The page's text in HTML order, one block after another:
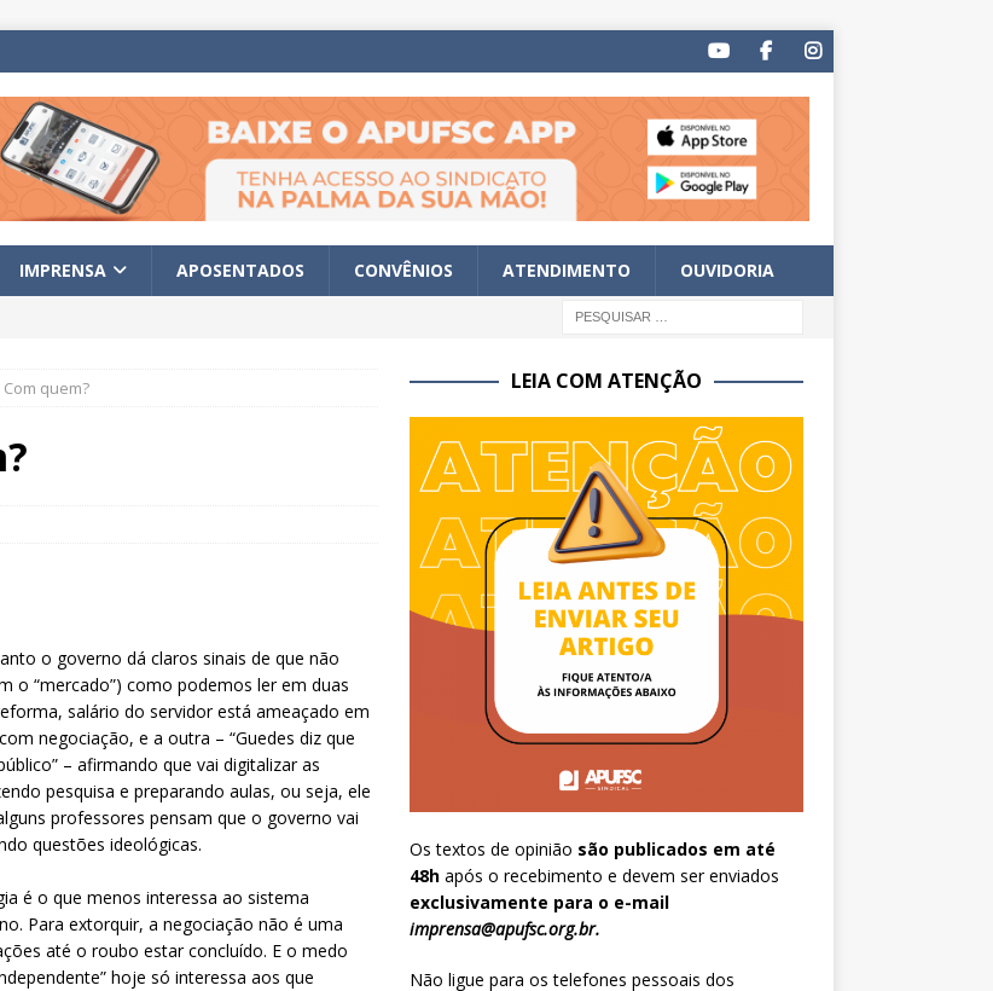
IMPRENSA APOSENTADOS CONVÊNIOS ATENDIMENTO OUVIDORIA
quem?
o governo dá claros sinais de que não
o “mercado”) como podemos ler em duas
salário do servidor está ameaçado em
negociação, e a outra – “Guedes diz que
– afirmando que vai digitalizar as
pesquisa e preparando aulas, ou seja, ele
professores pensam que o governo vai
questões ideológicas.
é o que menos interessa ao sistema
Para extorquir, a negociação não é uma
até o roubo estar concluído. E o medo
hoje só interessa aos que
LEIA COM ATENÇÃO
Os textos de opinião são publicados em até
48hapós o recebimento e devem ser enviados
exclusivamente para o e-mail
imprensa@apufsc.org.br.
Não ligue para os telefones pessoais dos